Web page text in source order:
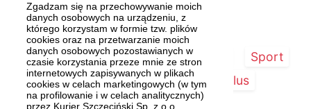
Zgadzam się na przechowywanie moich
danych osobowych na urządzeniu, z
którego korzystam w formie tzw. plików
cookies oraz na przetwarzanie moich
danych osobowych pozostawianych w
czasie korzystania przeze mnie ze stron
internetowych zapisywanych w plikach
cookies w celach marketingowych (w tym
na profilowanie i w celach analitycznych)
przez Kurier Szczeciński Sp. z o.o.
Strona główna Szczecin/Region
Sport
Kultura
Kurier Plus